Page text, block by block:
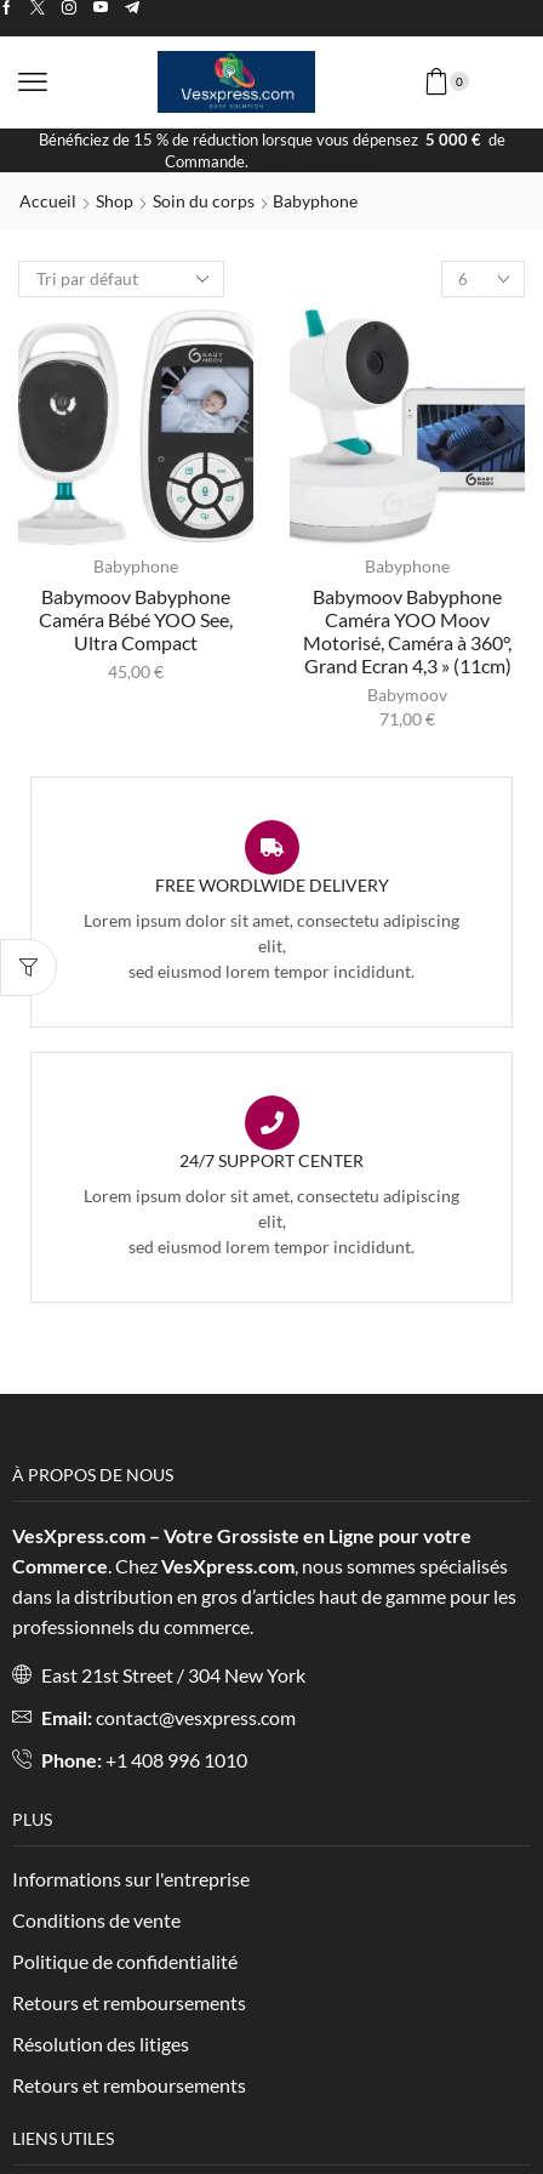
0
Bénéficiez de 15 % de réduction lorsque vous dépensez 5 000 €de
Commande.
Accueil Shop Soin du corps Babyphone
Babyphone
Babymoov Babyphone
Caméra Bébé YOO See,
Ultra Compact
45,00€
Babyphone
Babymoov Babyphone
Caméra YOO Moov
Motorisé, Caméra à 360°,
Grand Ecran 4,3 » (11cm)
Babymoov
71,00€
FREE WORDLWIDE DELIVERY
Lorem ipsum dolor sit amet, consectetu adipiscing
elit,
sed eiusmod lorem tempor incididunt.
24/7 SUPPORT CENTER
Lorem ipsum dolor sit amet, consectetu adipiscing
elit,
sed eiusmod lorem tempor incididunt.
À PROPOS DE NOUS
VesXpress.com – Votre Grossiste en Ligne pour votre
Commerce. ChezVesXpress.com, nous sommes spécialisés
dans la distribution en gros d’articles haut de gamme pour les
professionnels du commerce.
East 21st Street / 304 New York
Email:contact@vesxpress.com
Phone:+1 408 996 1010
PLUS
Informations sur l'entreprise
Conditions de vente
Politique de confidentialité
Retours et remboursements
Résolution des litiges
Retours et remboursements
LIENS UTILES